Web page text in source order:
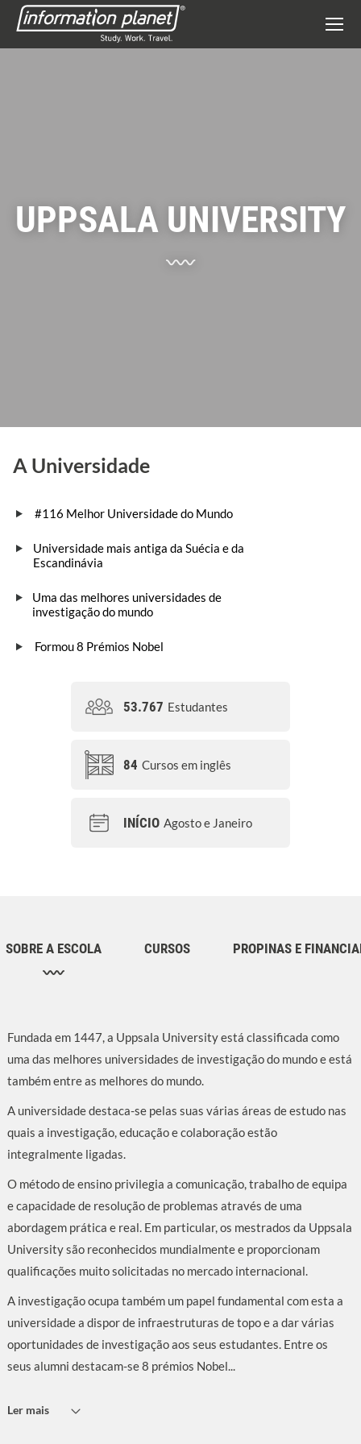
UPPSALA UNIVERSITY
A Universidade
#116 Melhor Universidade do Mundo
Universidade mais antiga da Suécia e da
Escandinávia
Uma das melhores universidades de
investigação do mundo
Formou 8 Prémios Nobel
53.767 Estudantes
84 Cursos em inglês
INÍCIO Agosto e Janeiro
SOBRE A ESCOLA CURSOS PROPINAS E
Fundada em 1447, a Uppsala University está classificada como
uma das melhores universidades de investigação do mundo e está
também entre as melhores do mundo.
A universidade destaca-se pelas suas várias áreas de estudo nas
quais a investigação, educação e colaboração estão
integralmente ligadas.
O método de ensino privilegia a comunicação, trabalho de equipa
e capacidade de resolução de problemas através de uma
abordagem prática e real. Em particular, os mestrados da Uppsala
University são reconhecidos mundialmente e proporcionam
qualificações muito solicitadas no mercado internacional.
A investigação ocupa também um papel fundamental com esta a
universidade a dispor de infraestruturas de topo e a dar várias
oportunidades de investigação aos seus estudantes. Entre os
seus alumni destacam-se 8 prémios Nobel...
Ler mais